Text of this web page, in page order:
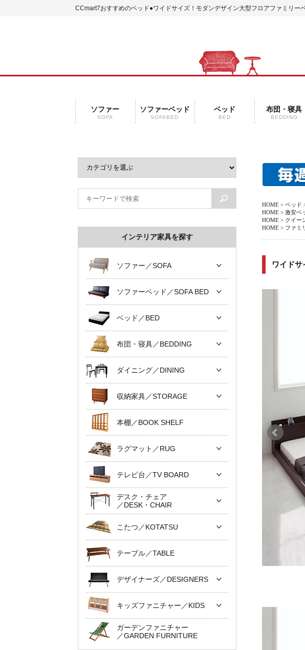
CCmart7おすすめのベッド●ワイドサイズ！モダンデザイン大型フロアファミリー
ソファー
SOFA
ソファーベッド
SOFABED
ベッド
BED
布団・寝具
BEDDING
HOME > ベッド
HOME > 激安ベ
HOME > クイー
HOME > ファミ
ワイドサ
インテリア家具を探す
ソファー／SOFA
ソファーベッド／SOFA BED
ベッド／BED
布団・寝具／BEDDING
ダイニング／DINING
収納家具／STORAGE
本棚／BOOK SHELF
ラグマット／RUG
テレビ台／TV BOARD
デスク・チェア
／DESK・CHAIR
こたつ／KOTATSU
テーブル／TABLE
デザイナーズ／DESIGNERS
キッズファニチャー／KIDS
ガーデンファニチャー
／GARDEN FURNITURE